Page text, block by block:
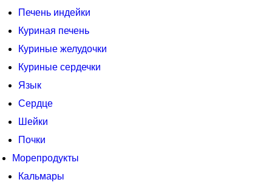
Печень индейки
Куриная печень
Куриные желудочки
Куриные сердечки
Язык
Сердце
Шейки
Почки
Морепродукты
Кальмары